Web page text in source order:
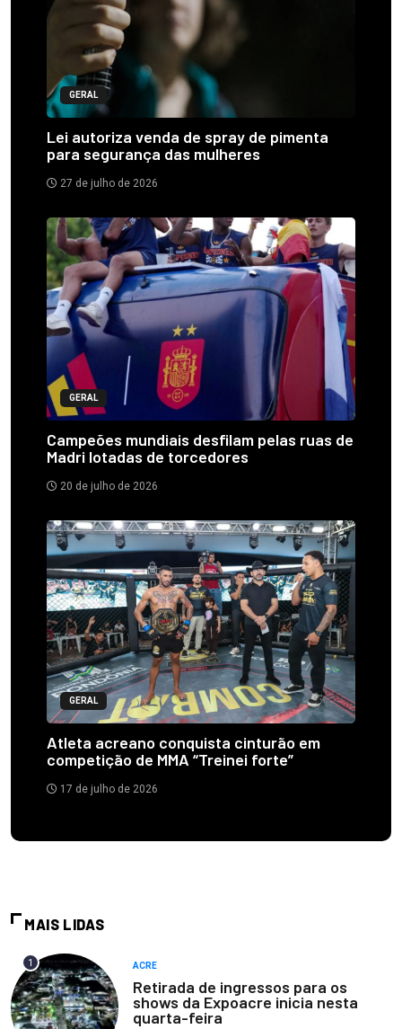
GERAL
Lei autoriza venda de spray de pimenta
para segurança das mulheres
27 de julho de 2026
GERAL
Campeões mundiais desfilam pelas ruas de
Madri lotadas de torcedores
20 de julho de 2026
GERAL
Atleta acreano conquista cinturão em
competição de MMA “Treinei forte”
17 de julho de 2026
MAIS LIDAS
1 ACRE
Retirada de ingressos para os
shows da Expoacre inicia nesta
quarta-feira